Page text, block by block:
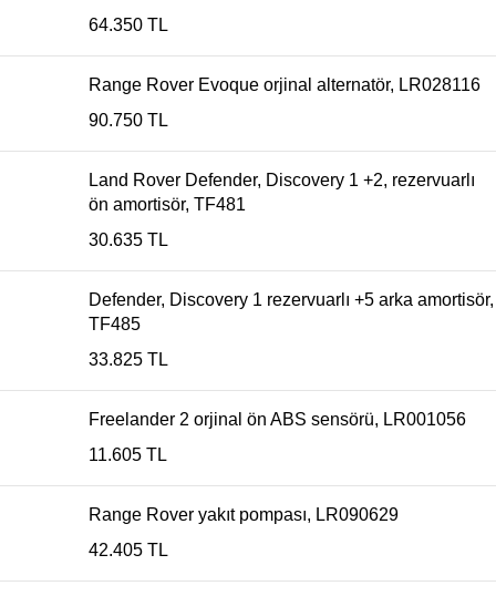
64.350 TL
Range Rover Evoque orjinal alternatör, LR028116
90.750 TL
Land Rover Defender, Discovery 1 +2, rezervuarlı
ön amortisör, TF481
30.635 TL
Defender, Discovery 1 rezervuarlı +5 arka amortisör,
TF485
33.825 TL
Freelander 2 orjinal ön ABS sensörü, LR001056
11.605 TL
Range Rover yakıt pompası, LR090629
42.405 TL